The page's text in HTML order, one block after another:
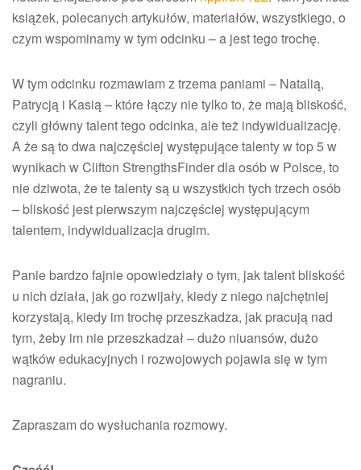
książek, polecanych artykułów, materiałów, wszystkiego, o
czym wspominamy w tym odcinku – a jest tego trochę.
W tym odcinku rozmawiam z trzema paniami – Natalią,
Patrycją i Kasią – które łączy nie tylko to, że mają bliskość,
czyli główny talent tego odcinka, ale też indywidualizację.
A że są to dwa najczęściej występujące talenty w top 5 w
wynikach w Clifton StrengthsFinder dla osób w Polsce, to
nie dziwota, że te talenty są u wszystkich tych trzech osób
– bliskość jest pierwszym najczęściej występującym
talentem, indywidualizacja drugim.
Panie bardzo fajnie opowiedziały o tym, jak talent bliskość
u nich działa, jak go rozwijały, kiedy z niego najchętniej
korzystają, kiedy im trochę przeszkadza, jak pracują nad
tym, żeby im nie przeszkadzał – dużo niuansów, dużo
wątków edukacyjnych i rozwojowych pojawia się w tym
nagraniu.
Zapraszam do wysłuchania rozmowy.